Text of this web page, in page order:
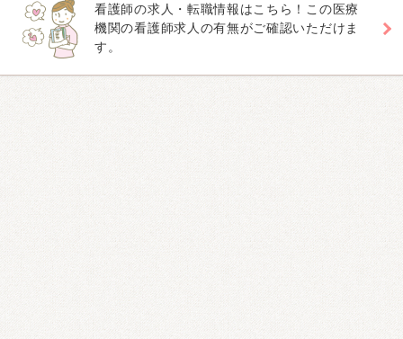
看護師の求人・転職情報はこちら！この医療
機関の看護師求人の有無がご確認いただけま
す。